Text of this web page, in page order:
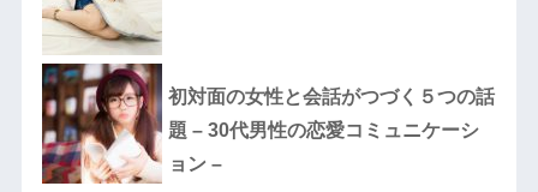
初対面の女性と会話がつづく５つの話
題 – 30代男性の恋愛コミュニケーシ
ョン –